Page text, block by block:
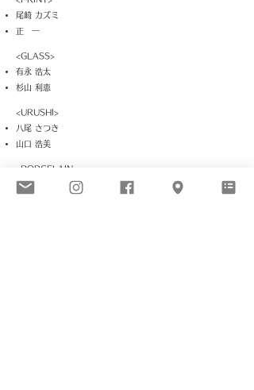
尾崎 カズミ
正 一​
<GLASS>
有永 浩太
杉山 利恵
<URUSHI>
八尾 さつき
山口 浩美
<PORCELAIN>
種田 真紀